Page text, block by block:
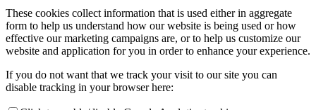
These cookies collect information that is used either in aggregate
form to help us understand how our website is being used or how
effective our marketing campaigns are, or to help us customize our
website and application for you in order to enhance your experience.
If you do not want that we track your visit to our site you can
disable tracking in your browser here: